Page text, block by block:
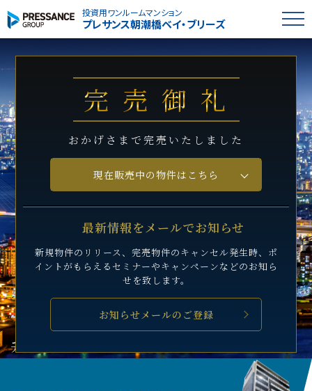
投資用ワンルームマンション
プレサンス朝潮橋ベイ・ブリーズ
完売御礼
おかげさまで完売いたしました
最新情報をメールでお知らせ
新規物件のリリース、完売物件のキャンセル発生時、 ポ
イントがもらえるセミナーやキャンペーンなどのお知ら
せを致します。
お知らせメールのご登録
現在販売中の物件はこちら
弁天町から、新たな時代の波へ。